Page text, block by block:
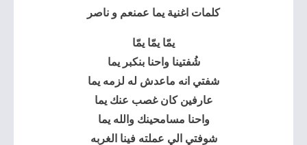
كلمات اغنية يما عمنعم و ناصر
يمّا يمّا يمّا
شُفتينا واحنا بنكبر يما
شفتي انه ماعدش له لزمه يما
عارفين كان غصب عنك يما
واحنا مسامحينك والله يما
شوفتي الي عملته فينا الغربه